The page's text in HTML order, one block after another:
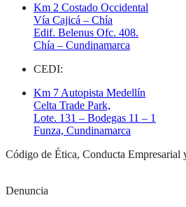
Km 2 Costado Occidental
Vía Cajicá – Chía
Edif. Belenus Ofc. 408.
Chía – Cundinamarca
CEDI:
Km 7 Autopista Medellín
Celta Trade Park,
Lote. 131 – Bodegas 11 – 1
Funza, Cundinamarca
Código de Ética, Conducta Empresarial
Denuncia